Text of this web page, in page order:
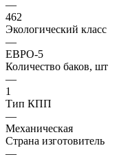
—
462
Экологический класс
—
ЕВРО-5
Количество баков, шт
—
1
Тип КПП
—
Механическая
Страна изготовитель
—